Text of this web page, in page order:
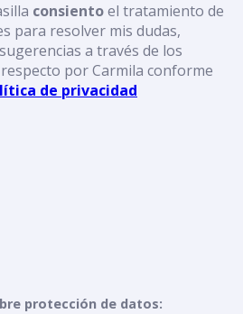
consientoel tratamiento de
para resolver mis dudas,
a través de los
por Carmila conforme
de privacidad
protección de datos: